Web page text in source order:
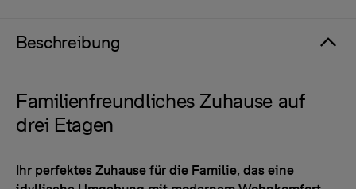
Beschreibung
Familienfreundliches Zuhause auf
drei Etagen
Ihr perfektes Zuhause für die Familie, das eine